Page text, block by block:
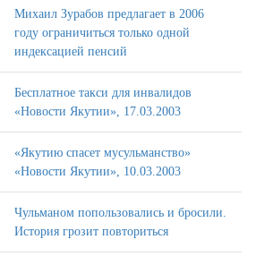
Михаил Зурабов предлагает в 2006
году ограничиться только одной
индексацией пенсий
Бесплатное такси для инвалидов
«Новости Якутии», 17.03.2003
«Якутию спасет мусульманство»
«Новости Якутии», 10.03.2003
Чульманом попользовались и бросили.
История грозит повториться